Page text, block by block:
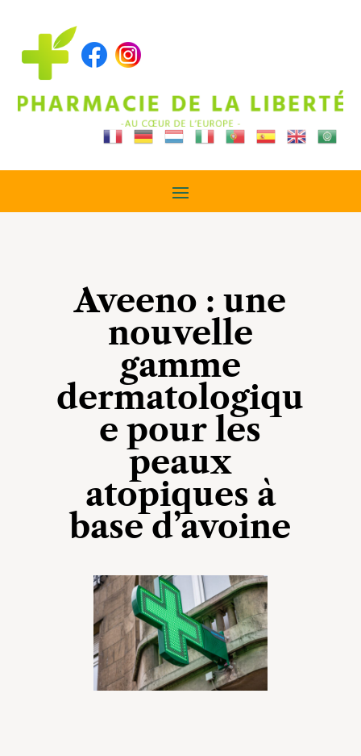
Aveeno : une
nouvelle
gamme
dermatologiqu
e pour les
peaux
atopiques à
base d’avoine